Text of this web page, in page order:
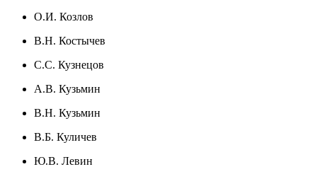
О.И. Козлов
В.Н. Костычев
С.С. Кузнецов
А.В. Кузьмин
В.Н. Кузьмин
В.Б. Куличев
Ю.В. Левин